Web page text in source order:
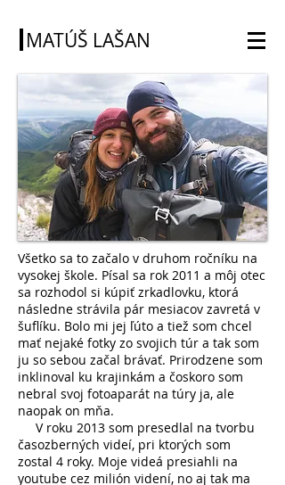
MATÚŠ LAŠAN
Všetko sa to začalo v druhom ročníku na
vysokej škole. Písal sa rok 2011 a môj otec
sa rozhodol si kúpiť zrkadlovku, ktorá
následne strávila pár mesiacov zavretá v
šuflíku. Bolo mi jej ľúto a tiež som chcel
mať nejaké fotky zo svojich túr a tak som
ju so sebou začal brávať. Prirodzene som
inklinoval ku krajinkám a čoskoro som
nebral svoj fotoaparát na túry ja, ale
naopak on mňa.
V roku 2013 som presedlal na tvorbu
časozberných videí, pri ktorých som
zostal 4 roky. Moje videá presiahli na
youtube cez milión videní, no aj tak ma